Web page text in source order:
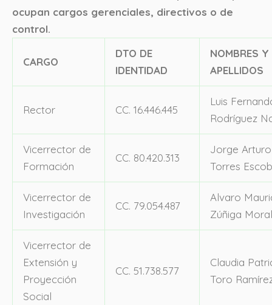
ocupan cargos gerenciales, directivos o de
control.
CARGO
DTO DE
IDENTIDAD
NOMBRES Y
APELLIDOS
Rector CC. 16.446.445
Luis
Rodríguez
Vicerrector de
Formación
CC. 80.420.313
Jorge Arturo
Torres
Vicerrector de
Investigación
CC. 79.054.487
Alvaro
Zúñiga
Vicerrector de
Extensión y
Proyección
Social
CC. 51.738.577
Claudia
Toro